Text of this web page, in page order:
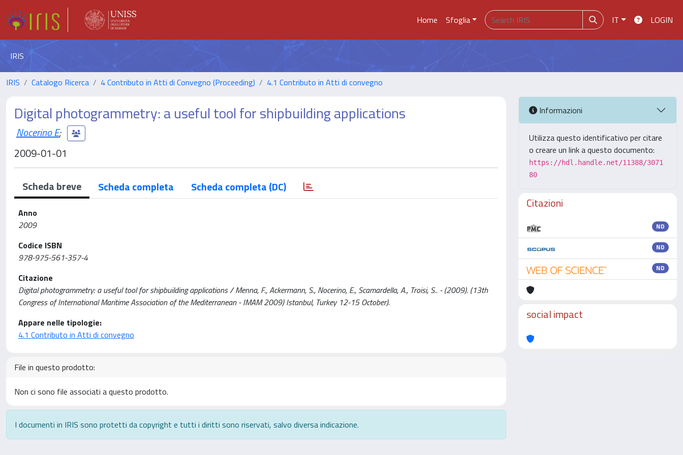
Home Sfoglia IT LOGIN
IRIS
IRIS Catalogo Ricerca 4 Contributo in Atti di Convegno (Proceeding) 4.1 Contributo in Atti di convegno
Digital photogrammetry: a useful tool for shipbuilding applications
Nocerino E;
2009-01-01
Scheda breve Scheda completa Scheda completa (DC)
Anno
2009
Codice ISBN
978-975-561-357-4
Citazione
Digital photogrammetry: a useful tool for shipbuilding applications / Menna, F., Ackermann, S., Nocerino, E., Scamardella, A., Troisi, S.. - (2009). (13th
Congress of International Maritime Association of the Mediterranean - IMAM 2009) Istanbul, Turkey 12-15 October).
Appare nelle tipologie:
4.1 Contributo in Atti di convegno
File in questo prodotto:
Non ci sono file associati a questo prodotto.
I documenti in IRIS sono protetti da copyright e tutti i diritti sono riservati, salvo diversa indicazione.
Informazioni
Utilizza questo identificativo per citare
o creare un link a questo documento:
https://hdl.handle.net/11388/3071
80
Citazioni
ND
ND
ND
social impact